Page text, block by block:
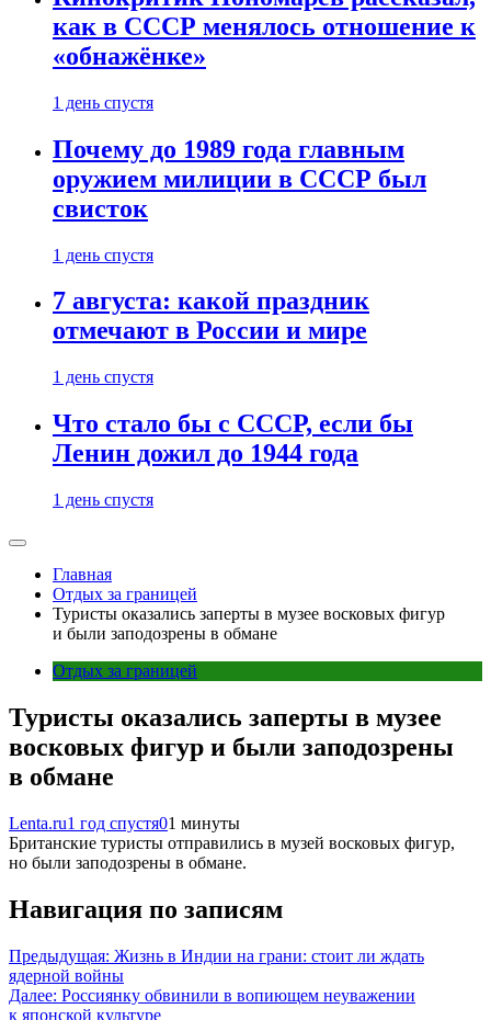
как в СССР менялось отношение к
«обнажёнке»
1 день спустя
Почему до 1989 года главным
оружием милиции в СССР был
свисток
1 день спустя
7 августа: какой праздник
отмечают в России и мире
1 день спустя
Что стало бы с СССР, если бы
Ленин дожил до 1944 года
1 день спустя
Главная
Отдых за границей
Туристы оказались заперты в музее восковых фигур
и были заподозрены в обмане
Отдых за границей
Туристы оказались заперты в музее
восковых фигур и были заподозрены
в обмане
Lenta.ru1 год спустя01 минуты
Британские туристы отправились в музей восковых фигур,
но были заподозрены в обмане.
Навигация по записям
Предыдущая: Жизнь в Индии на грани: стоит ли ждать
ядерной войны
Далее: Россиянку обвинили в вопиющем неуважении
к японской культуре